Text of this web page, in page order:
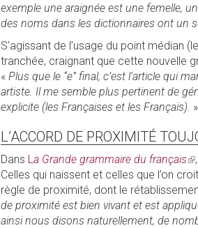
exemple une araignée est une femelle,
des noms dans les dictionnaires ont un
S’agissant de l’usage du point médian
tranchée, craignant que cette nouvelle
«Plus que le “e” final, c’est l’article qui
artiste. Il me semble plus pertinent de
explicite (les Françaises et les Français). »
L’ACCORD DE PROXIMITÉ
Dans La Grande grammaire du français
is
Celles qui naissent et celles que l’on
règle de proximité, dont le
de proximité est bien vivant et est
ainsi nous disons naturellement, de